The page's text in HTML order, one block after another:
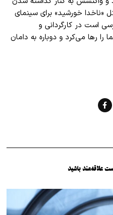
«ناخدا خورشید» برای سینمای
ا‌ست در کارگردانی و
را رها می‌کرد و دوباره به دامان
علاقه‌مند باشید